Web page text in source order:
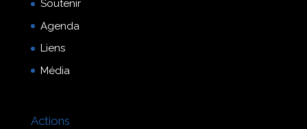
Soutenir
Agenda
Liens
Média
Actions